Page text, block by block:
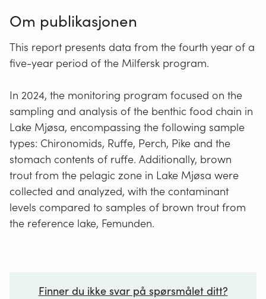
Om publikasjonen
This report presents data from the fourth year of a
five-year period of the Milfersk program.
In 2024, the monitoring program focused on the
sampling and analysis of the benthic food chain in
Lake Mjøsa, encompassing the following sample
types: Chironomids, Ruffe, Perch, Pike and the
stomach contents of ruffe. Additionally, brown
trout from the pelagic zone in Lake Mjøsa were
collected and analyzed, with the contaminant
levels compared to samples of brown trout from
the reference lake, Femunden.
Finner du ikke svar på spørsmålet ditt?